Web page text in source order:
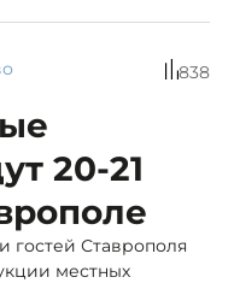
838
20-21
гостей Ставрополя
местных